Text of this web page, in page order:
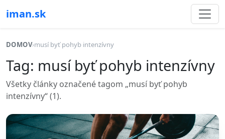
iman.sk
DOMOV›musí byť pohyb intenzívny
Tag: musí byť pohyb intenzívny
Všetky články označené tagom „musí byť pohyb
intenzívny“ (1).